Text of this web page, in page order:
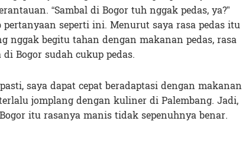
“Sambal di Bogor tuh nggak pedas, ya?”
seperti ini. Menurut saya rasa pedas itu
nggak begitu tahan dengan makanan pedas, rasa
Bogor sudah cukup pedas.
saya dapat cepat beradaptasi dengan makanan
jomplang dengan kuliner di Palembang. Jadi,
itu rasanya manis tidak sepenuhnya benar.